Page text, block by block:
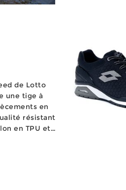
de Lotto
une tige à
en
résistant
en TPU et